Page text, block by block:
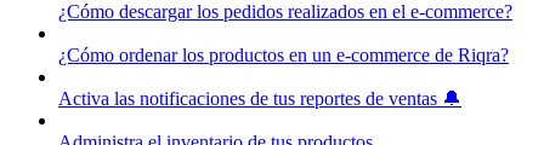
¿Cómo descargar los pedidos realizados en el e-commerce?
¿Cómo ordenar los productos en un e-commerce de Riqra?
Activa las notificaciones de tus reportes de ventas 🔔